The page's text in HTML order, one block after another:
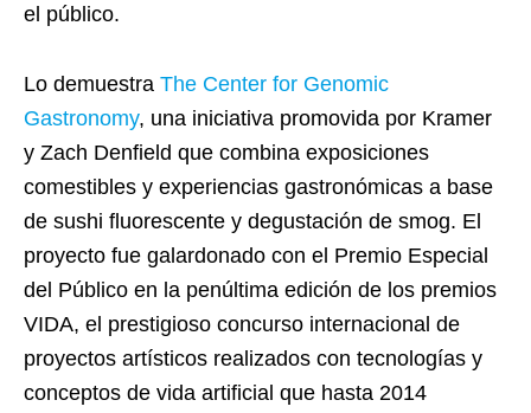
el público.
Lo demuestra The Center for Genomic
Gastronomy, una iniciativa promovida por Kramer
y Zach Denfield que combina exposiciones
comestibles y experiencias gastronómicas a base
de sushi fluorescente y degustación de smog. El
proyecto fue galardonado con el Premio Especial
del Público en la penúltima edición de los premios
VIDA, el prestigioso concurso internacional de
proyectos artísticos realizados con tecnologías y
conceptos de vida artificial que hasta 2014